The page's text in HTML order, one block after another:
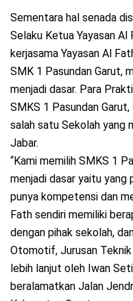
Sementara hal senada
Selaku Ketua Yayasan
kerjasama Yayasan Al
SMK 1 Pasundan Garut,
menjadi dasar. Para
SMKS 1 Pasundan
salah satu Sekolah yang
Jabar.
“Kami memilih SMKS 1
menjadi dasar yaitu yang
punya kompetensi dan
Fath sendiri memiliki
dengan pihak sekolah,
Otomotif, Jurusan Teknik
lebih lanjut oleh Iwan
beralamatkan Jalan